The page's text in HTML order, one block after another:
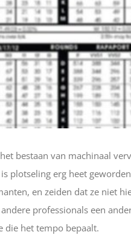
bestaan van machinaal
plotseling erg heet
en zeiden dat ze niet
professionals een
die het tempo bepaalt.